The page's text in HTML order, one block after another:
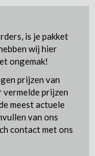
is je pakket
wij hier
ongemak!
prijzen van
prijzen
meest actuele
van ons
contact met ons